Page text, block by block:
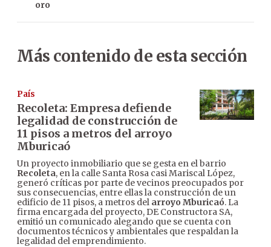
oro
Más contenido de esta sección
País
Recoleta: Empresa defiende
legalidad de construcción de
11 pisos a metros del arroyo
Mburicaó
Un proyecto inmobiliario que se gesta en el barrio
Recoleta, en la calle Santa Rosa casi Mariscal López,
generó críticas por parte de vecinos preocupados por
sus consecuencias, entre ellas la construcción de un
edificio de 11 pisos, a metros del arroyo Mburicaó. La
firma encargada del proyecto, DE Constructora SA,
emitió un comunicado alegando que se cuenta con
documentos técnicos y ambientales que respaldan la
legalidad del emprendimiento.